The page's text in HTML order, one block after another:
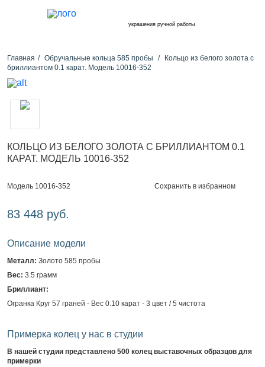
украшения ручной работы
Главная Обручальные кольца 585 пробы
Кольцо из белого золота с
бриллиантом 0.1 карат. Модель 10016-352
КОЛЬЦО ИЗ БЕЛОГО ЗОЛОТА С БРИЛЛИАНТОМ 0.1
КАРАТ. МОДЕЛЬ 10016-352
Модель 10016-352 Сохранить в избранном
83 448 руб.
Описание модели
Металл: Золото 585 пробы
Вес: 3.5 грамм
Бриллиант:
Огранка Круг 57 граней - Вес 0.10 карат - 3 цвет / 5 чистота
Примерка колец у нас в студии
В нашей студии представлено 500 колец выставочных образцов для
примерки